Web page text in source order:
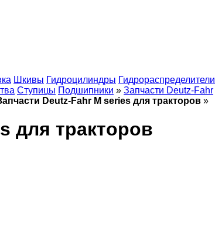
Шкивы Гидроцилиндры Гидрораспределители
Ступицы Подшипники » Запчасти Deutz-Fahr
Deutz-Fahr M series для тракторов »
для тракторов